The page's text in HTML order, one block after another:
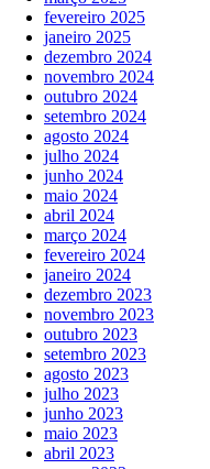
fevereiro 2025
janeiro 2025
dezembro 2024
novembro 2024
outubro 2024
setembro 2024
agosto 2024
julho 2024
junho 2024
maio 2024
abril 2024
março 2024
fevereiro 2024
janeiro 2024
dezembro 2023
novembro 2023
outubro 2023
setembro 2023
agosto 2023
julho 2023
junho 2023
maio 2023
abril 2023